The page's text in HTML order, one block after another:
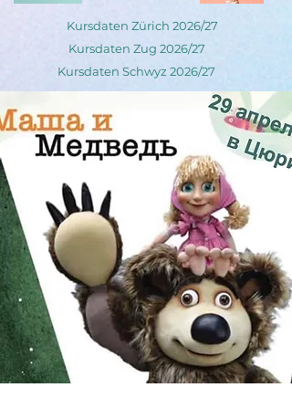
Kursdaten Zürich 2026/27
Kursdaten Zug 2026/27
Kursdaten Schwyz 2026/27